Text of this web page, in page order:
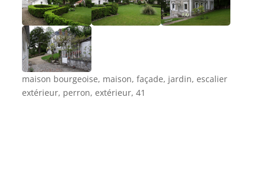
maison bourgeoise, maison, façade, jardin, escalier
extérieur, perron, extérieur, 41